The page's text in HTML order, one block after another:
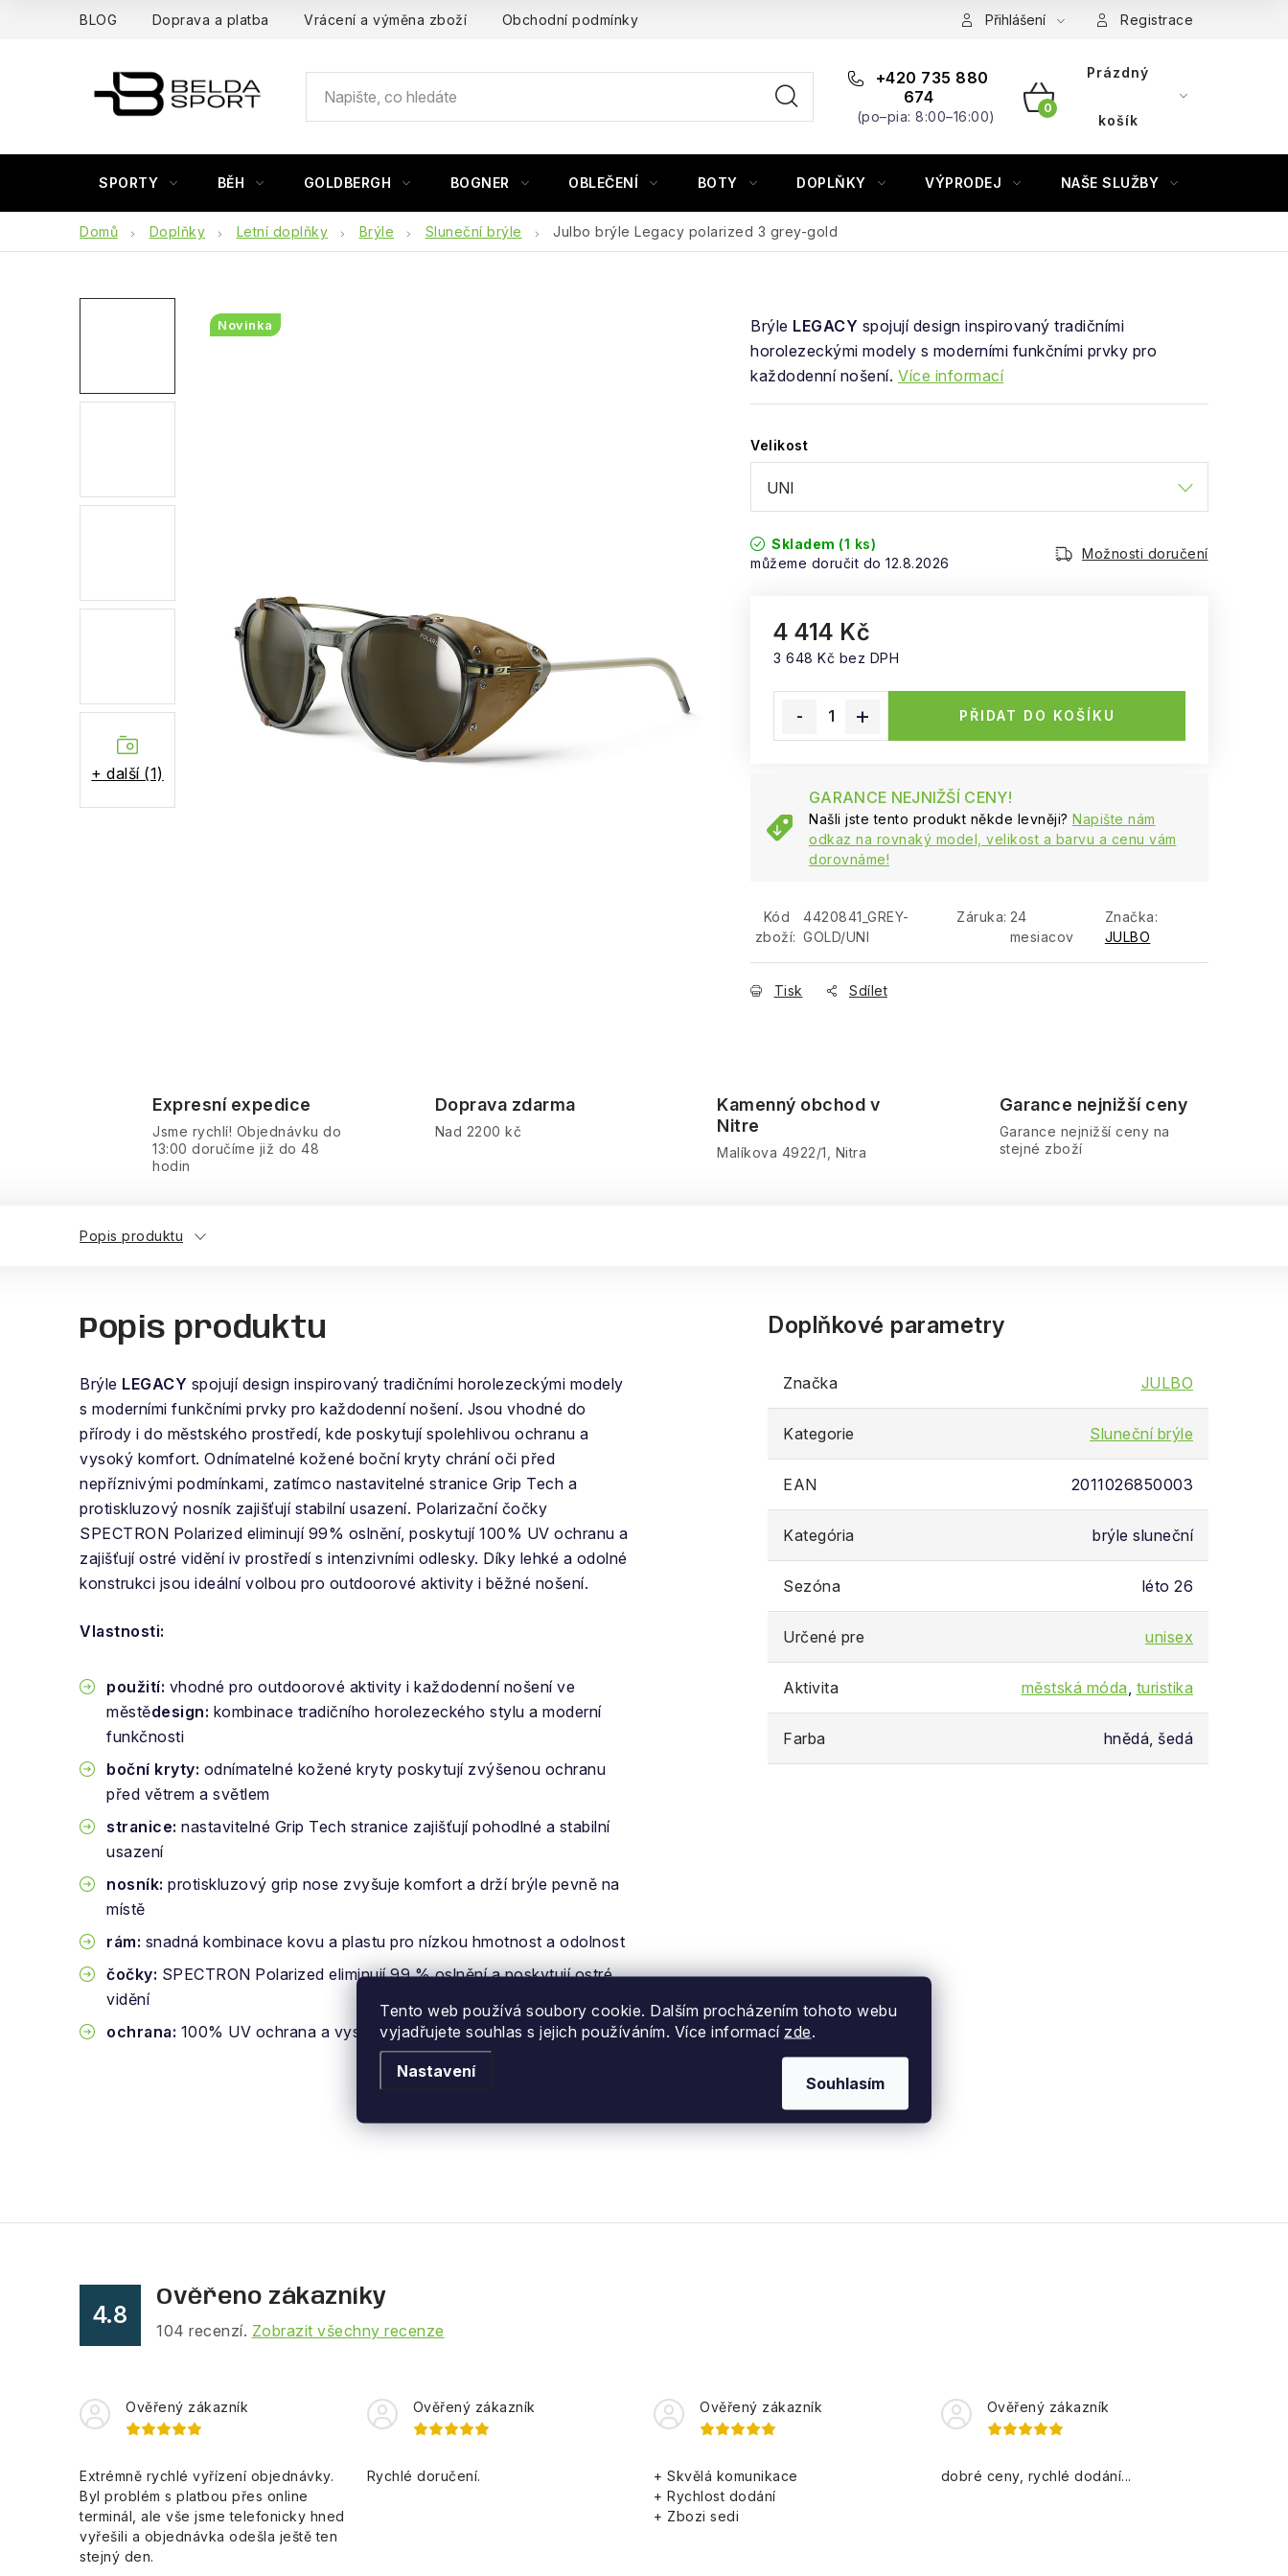
Tento web používá soubory cookie. Dalším procházením tohoto webu
vyjadřujete souhlas s jejich používáním. Více informací zde.
Nastavení
Souhlasím
BLOG Doprava a platba Vrácení a výměna zboží Obchodní podmínky Přihlášení Registrace
+420 735 880
674
(po–pia: 8:00–16:00) NÁKUPNÍ
Prázdný
košík
SPORTY BĚH GOLDBERGH BOGNER OBLEČENÍ BOTY DOPLŇKY VÝPRODEJ NAŠE SLUŽBY
Domů Doplňky Letní doplňky Brýle Sluneční brýle Julbo brýle Legacy polarized 3 grey-gold
+ další (1)
Brýle LEGACY spojují design inspirovaný tradičními
horolezeckými modely s moderními funkčními prvky pro
každodenní nošení. Více informací
Velikost
Skladem (1 ks)
12.8.2026
Možnosti doručení
4 414 Kč
3 648 Kč bez DPH
PŘIDAT DO KOŠÍKU
GARANCE NEJNIŽŠÍ CENY!
Našli jste tento produkt někde levněji? Napište nám
odkaz na rovnaký model, velikost a barvu a cenu vám
dorovnáme!
Kód
zboží:
4420841_GREY-
GOLD/UNI
Záruka: 24
mesiacov
Značka:
JULBO
Tisk Sdílet
Novinka
Expresní expedice
Jsme rychlí! Objednávku do
13:00 doručíme již do 48
hodin
Doprava zdarma
Nad 2200 kč
Kamenný obchod v
Nitre
Malíkova 4922/1, Nitra
Garance nejnižší ceny
Garance nejnižší ceny na
stejné zboží
Popis produktu
Popis produktu
Brýle LEGACY spojují design inspirovaný tradičními horolezeckými modely
s moderními funkčními prvky pro každodenní nošení. Jsou vhodné do
přírody i do městského prostředí, kde poskytují spolehlivou ochranu a
vysoký komfort. Odnímatelné kožené boční kryty chrání oči před
nepříznivými podmínkami, zatímco nastavitelné stranice Grip Tech a
protiskluzový nosník zajišťují stabilní usazení. Polarizační čočky
SPECTRON Polarized eliminují 99% oslnění, poskytují 100% UV ochranu a
zajišťují ostré vidění iv prostředí s intenzivními odlesky. Díky lehké a odolné
konstrukci jsou ideální volbou pro outdoorové aktivity i běžné nošení.
Vlastnosti:
použití: vhodné pro outdoorové aktivity i každodenní nošení ve
městědesign: kombinace tradičního horolezeckého stylu a moderní
funkčnosti
boční kryty: odnímatelné kožené kryty poskytují zvýšenou ochranu
před větrem a světlem
stranice: nastavitelné Grip Tech stranice zajišťují pohodlné a stabilní
usazení
nosník: protiskluzový grip nose zvyšuje komfort a drží brýle pevně na
místě
rám: snadná kombinace kovu a plastu pro nízkou hmotnost a odolnost
čočky: SPECTRON Polarized eliminují 99 % oslnění a poskytují ostré
vidění
ochrana: 100% UV ochrana a vysoká odolnost čoček vůči nárazům
Doplňkové parametry
Značka JULBO
Kategorie Sluneční brýle
EAN 2011026850003
Kategória brýle sluneční
Sezóna léto 26
Určené pre unisex
Aktivita městská móda, turistika
Farba hnědá, šedá
4.8
Ověřeno zákazníky
104 recenzí. Zobrazit všechny recenze
Ověřený zákazník
Extrémně rychlé vyřízení objednávky.
Byl problém s platbou přes online
terminál, ale vše jsme telefonicky hned
vyřešili a objednávka odešla ještě ten
stejný den.
Ověřený zákazník
Rychlé doručení.
Ověřený zákazník
+ Skvělá komunikace
+ Rychlost dodání
+ Zbozi sedi
Ověřený zákazník
dobré ceny, rychlé dodání...